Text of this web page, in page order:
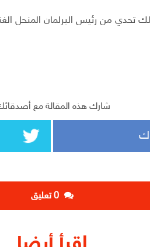
تحدي من رئيس البرلمان المنحل
شارك هذه المقالة مع
‫0 تعليق